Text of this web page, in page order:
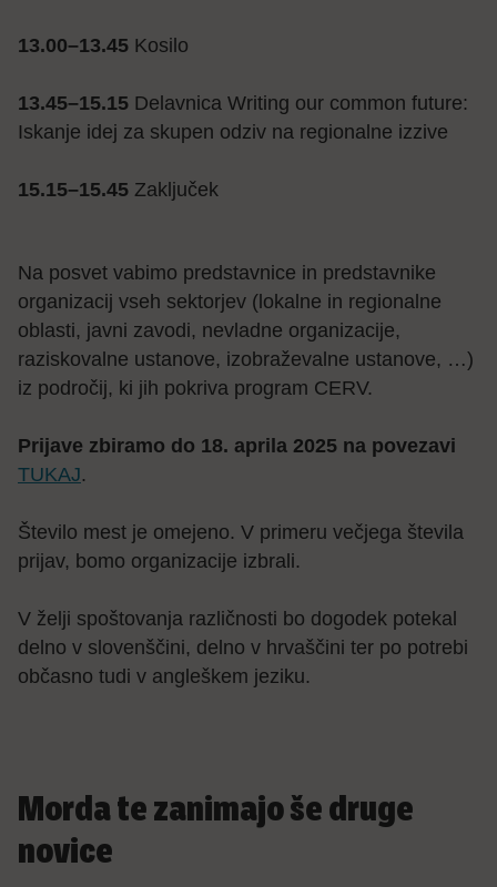
13.00–13.45 Kosilo
13.45–15.15 Delavnica Writing our common future:
Iskanje idej za skupen odziv na regionalne izzive
15.15–15.45 Zaključek
Na posvet vabimo predstavnice in predstavnike
organizacij vseh sektorjev (lokalne in regionalne
oblasti, javni zavodi, nevladne organizacije,
raziskovalne ustanove, izobraževalne ustanove, …)
iz področij, ki jih pokriva program CERV.
Prijave zbiramo do 18. aprila 2025 na povezavi
TUKAJ.
Število mest je omejeno. V primeru večjega števila
prijav, bomo organizacije izbrali.
V želji spoštovanja različnosti bo dogodek potekal
delno v slovenščini, delno v hrvaščini ter po potrebi
občasno tudi v angleškem jeziku.
Morda te zanimajo še druge
novice